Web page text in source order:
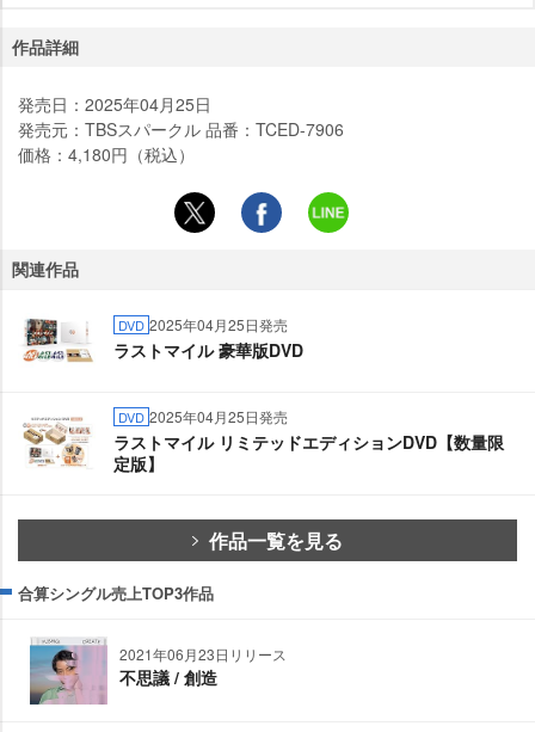
作品詳細
発売日：2025年04月25日
発売元：TBSスパークル 品番：TCED-7906
価格：4,180円（税込）
関連作品
DVD 2025年04月25日発売
ラストマイル 豪華版DVD
DVD 2025年04月25日発売
ラストマイル リミテッドエディションDVD【数量限
定版】
作品一覧を見る
合算シングル売上TOP3作品
2021年06月23日リリース
不思議 / 創造